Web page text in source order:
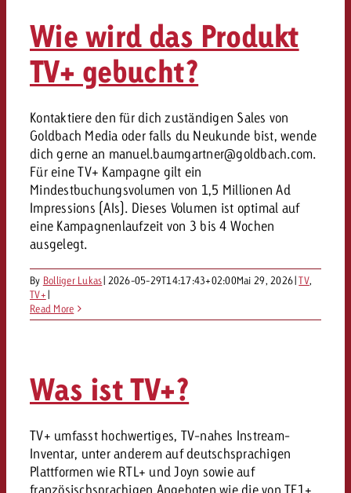
Kontaktiere uns
Du kennst die Eckpunkte
Kampagne und willst wissen,
kostet.
Offerte anfordern
Zum Beitrag
Möchtest du mehr zu TV-
erfahren und brauchst
Kontaktiere uns
Kampagne und willst
Kontaktiere uns
Kampagne und willst wissen,
kostet.
Offerte anfordern
Kontaktiere uns
Du kennst die Eckpunkte
Kampagne und willst wissen,
kostet.
Offerte anfordern
Zum Beitrag
Möchtest du mehr zu
Kontaktiere uns
Du kennst die Eckpunkte
Kampagne und willst wissen,
Zum Beitrag
Möchtest du mehr über
und brauchst Beratung?
Kontaktiere uns
Offerte anfordern
Wie wird das Produkt
TV+ gebucht?
Kontaktiere den für dich zuständigen Sales von
Goldbach Media oder falls du Neukunde bist, wende
dich gerne an manuel.baumgartner@goldbach.com.
Für eine TV+ Kampagne gilt ein
Mindestbuchungsvolumen von 1,5 Millionen Ad
Impressions (AIs). Dieses Volumen ist optimal auf
eine Kampagnenlaufzeit von 3 bis 4 Wochen
ausgelegt.
By Bolliger Lukas| 2026-05-29T14:17:43+02:00Mai 29, 2026|TV,
TV+|
Read More
Was ist TV+?
TV+ umfasst hochwertiges, TV-nahes Instream-
Inventar, unter anderem auf deutschsprachigen
Plattformen wie RTL+ und Joyn sowie auf
französischsprachigen Angeboten wie die von TF1+.